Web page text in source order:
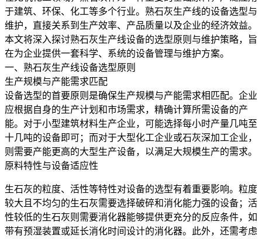
于建筑、环保、化工等多个行业。熟石灰生产线的设备选型与
维护，直接关系到生产效率、产品质量以及企业的经济效益。
本文将深入探讨熟石灰生产线设备的选型原则与维护策略，旨
在为企业提供一套科学、系统的设备管理与维护方案。
一、熟石灰生产线设备选型原则
生产规模与产能需求匹配
设备选型的首要原则是确保生产规模与产能需求相匹配。企业
应根据自身的生产计划和市场需求，精确计算所需设备的产
能。对于小型建筑材料生产企业，可能选择每小时产量几吨至
十几吨的设备即可；而对于大型化工企业或石灰深加工企业，
则需要产能更高的大型生产设备，以满足大规模生产的需求。
原料特性与设备适应性
生石灰的粒度、活性等特性对设备的选型有着重要影响。粒度
较大且不均匀的生石灰需要选择破碎和消化能力强的设备；活
性较低的生石灰则需要消化器能够提供更充分的反应条件，如
带有预湿装置或延长消化时间设计的消化器。此外，还需考虑